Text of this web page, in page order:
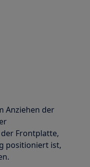
Anziehen der
Frontplatte,
positioniert ist,